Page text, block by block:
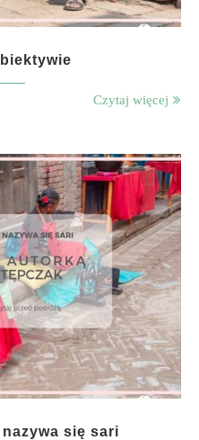
Czytaj więcej
się sari